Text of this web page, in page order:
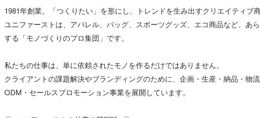
1981年創業。「つくりたい」を形にし、トレンドを生み出すクリエイティブ商
ユニファーストは、アパレル、バッグ、スポーツグッズ、エコ商品など、あ
する「モノづくりのプロ集団」です。
私たちの仕事は、単に依頼されたモノを作るだけではありません。
クライアントの課題解決やブランディングのために、企画・生産・納品・物
ODM・セールスプロモーション事業を展開しています。